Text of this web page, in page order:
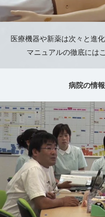
医療機器や新薬は次々と進
マニュアルの徹底には
病院の情